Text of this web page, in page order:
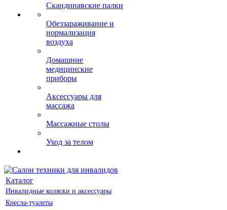
Скандинавские палки
Обеззараживание и
нормализация
воздуха
Домашние
медицинские
приборы
Аксессуары для
массажа
Массажные столы
Уход за телом
Каталог
Инвалидные коляски и аксессуары
Кресла-туалеты